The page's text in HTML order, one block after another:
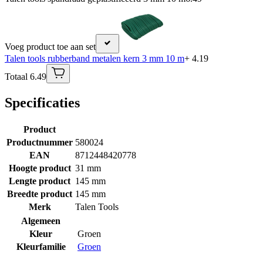
Voeg product toe aan set
Talen tools rubberband metalen kern 3 mm 10 m+ 4.19
Totaal 6.49
Specificaties
Product
Productnummer 580024
EAN
8712448420778
Hoogte product 31 mm
Lengte product 145 mm
Breedte product 145 mm
Merk
Talen Tools
Algemeen
Kleur
Groen
Kleurfamilie
Groen